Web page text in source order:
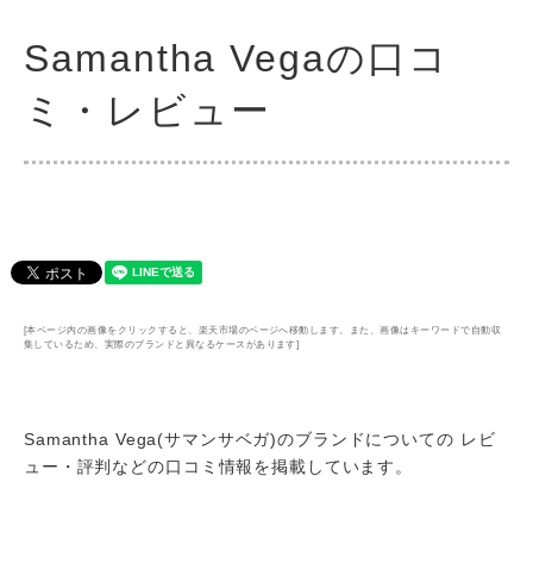
Samantha Vegaの口コ
ミ・レビュー
[本ページ内の画像をクリックすると、楽天市場のページへ移動します。また、画像はキーワードで自動収
集しているため、実際のブランドと異なるケースがあります]
Samantha Vega(サマンサベガ)のブランドについての レビ
ュー・評判などの口コミ情報を掲載しています。